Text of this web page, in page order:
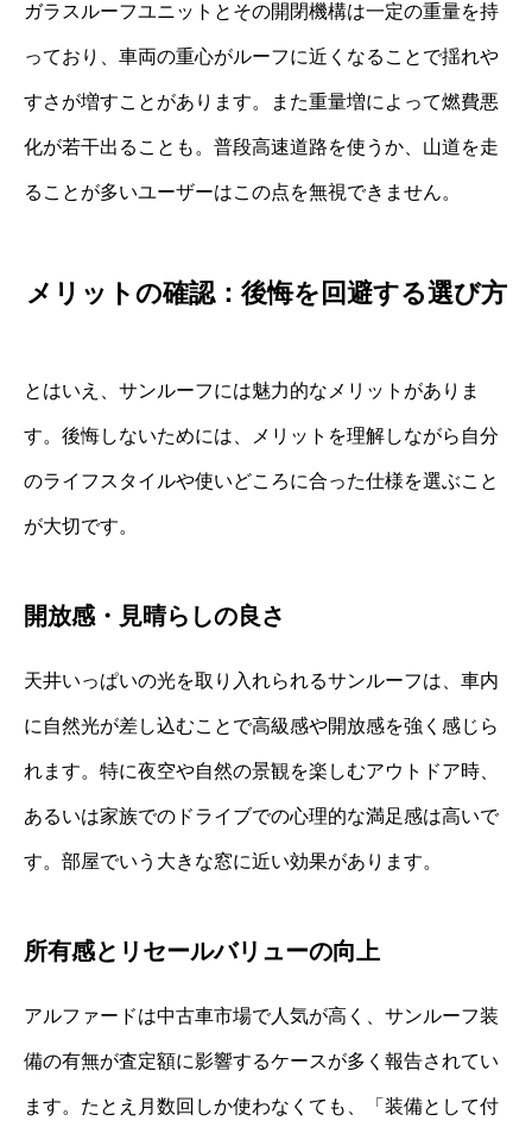
ガラスルーフユニットとその開閉機構は一定の重量を持
っており、車両の重心がルーフに近くなることで揺れや
すさが増すことがあります。また重量増によって燃費悪
化が若干出ることも。普段高速道路を使うか、山道を走
ることが多いユーザーはこの点を無視できません。
メリットの確認：後悔を回避する選び方
とはいえ、サンルーフには魅力的なメリットがありま
す。後悔しないためには、メリットを理解しながら自分
のライフスタイルや使いどころに合った仕様を選ぶこと
が大切です。
開放感・見晴らしの良さ
天井いっぱいの光を取り入れられるサンルーフは、車内
に自然光が差し込むことで高級感や開放感を強く感じら
れます。特に夜空や自然の景観を楽しむアウトドア時、
あるいは家族でのドライブでの心理的な満足感は高いで
す。部屋でいう大きな窓に近い効果があります。
所有感とリセールバリューの向上
アルファードは中古車市場で人気が高く、サンルーフ装
備の有無が査定額に影響するケースが多く報告されてい
ます。たとえ月数回しか使わなくても、「装備として付